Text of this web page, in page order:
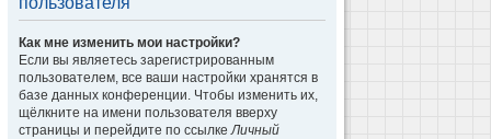
Как мне изменить мои настройки?
Если вы являетесь зарегистрированным
пользователем, все ваши настройки хранятся в
базе данных конференции. Чтобы изменить их,
щёлкните на имени пользователя вверху
страницы и перейдите по ссылкеЛичный